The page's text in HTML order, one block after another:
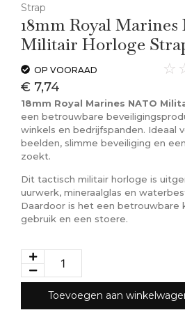
Strap
18mm Royal Marines
Militair Horloge
OP VOORAAD ☆
€ 7,74
18mm Royal Marines NATO
een betrouwbare
winkels en bedrijfspanden. Ideaal
beelden, slimme beveiliging en
zoekt.
Dit tactisch militair horloge is
uurwerk, mineraalglas en
Daardoor is het een betrouwbare
gebruik en een stoere.
Toevoegen aan